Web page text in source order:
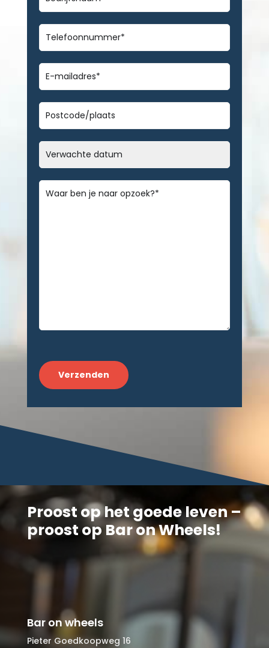
Telefoonnummer*
E-
mailadres*
Geen
titel
Datum
MM
DD
Bericht*
Proost op het goede leven –
proost op Bar on Wheels!
Bar on wheels
Pieter Goedkoopweg 16